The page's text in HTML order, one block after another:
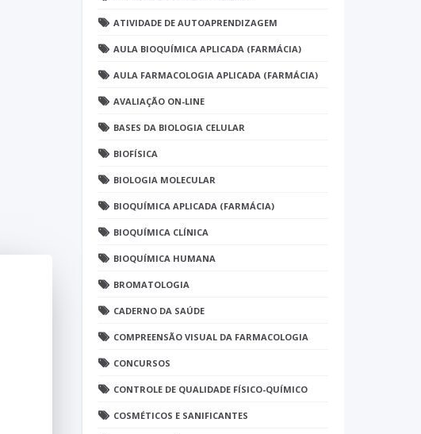
ATIVIDADE DE AUTOAPRENDIZAGEM
AULA BIOQUÍMICA APLICADA (FARMÁCIA)
AULA FARMACOLOGIA APLICADA (FARMÁCIA)
AVALIAÇÃO ON-LINE
BASES DA BIOLOGIA CELULAR
BIOFÍSICA
BIOLOGIA MOLECULAR
BIOQUÍMICA APLICADA (FARMÁCIA)
BIOQUÍMICA CLÍNICA
BIOQUÍMICA HUMANA
BROMATOLOGIA
CADERNO DA SAÚDE
COMPREENSÃO VISUAL DA FARMACOLOGIA
CONCURSOS
CONTROLE DE QUALIDADE FÍSICO-QUÍMICO
COSMÉTICOS E SANIFICANTES